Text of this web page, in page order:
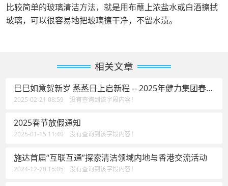
比较简单的玻璃清洁方法，就是用布蘸上浓盐水或白酒擦拭
玻璃，可以很容易地把玻璃擦干净，不留水渍。
相关文章
巳巳如意贺新岁 蒸蒸日上启新程 -- 2025年健力集团春茗
活动花絮
2025-02-21 08:59 没有查询到该字段内容！
2025春节放假通知
2025-01-15 11:40 没有查询到该字段内容！
施达首届“互联互通”探索清洁领域内地与香港交流活动
2024-12-20 15:05 没有查询到该字段内容！